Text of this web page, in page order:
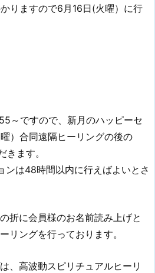
りますので6月16日(火曜）に行
～ですので、新月のハッピーセ
）合同遠隔ヒーリングの後の
ます。
ンは48時間以内に行えばよいとさ
折に会員様のお名前読み上げと
リングを行っております。
、高波動スピリチュアルヒーリ